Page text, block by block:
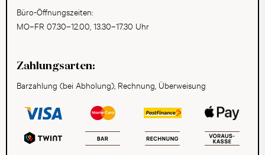
Büro-Öffnungszeiten:
MO–FR 07.30–12.00, 13.30–17.30 Uhr
Zahlungsarten:
Barzahlung (bei Abholung), Rechnung, Überweisung